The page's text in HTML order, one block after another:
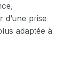
d’une prise
adaptée à